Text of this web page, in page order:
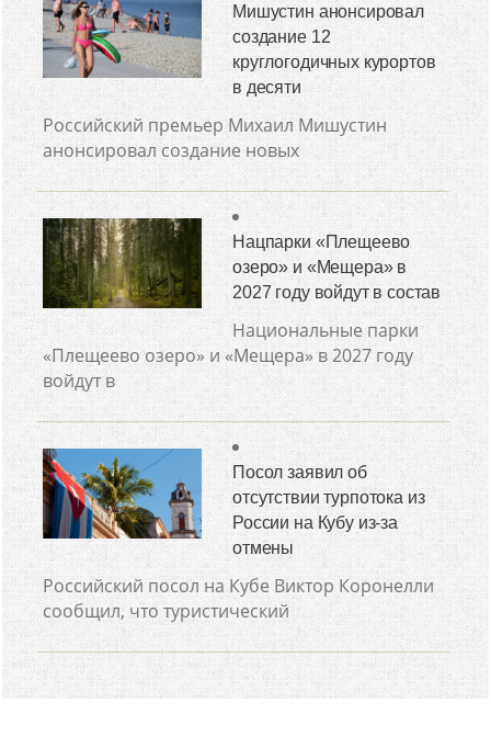
Мишустин анонсировал
создание 12
круглогодичных курортов
в десяти
Российский премьер Михаил Мишустин
анонсировал создание новых
Нацпарки «Плещеево
озеро» и «Мещера» в
2027 году войдут в состав
Национальные парки
«Плещеево озеро» и «Мещера» в 2027 году
войдут в
Посол заявил об
отсутствии турпотока из
России на Кубу из-за
отмены
Российский посол на Кубе Виктор Коронелли
сообщил, что туристический